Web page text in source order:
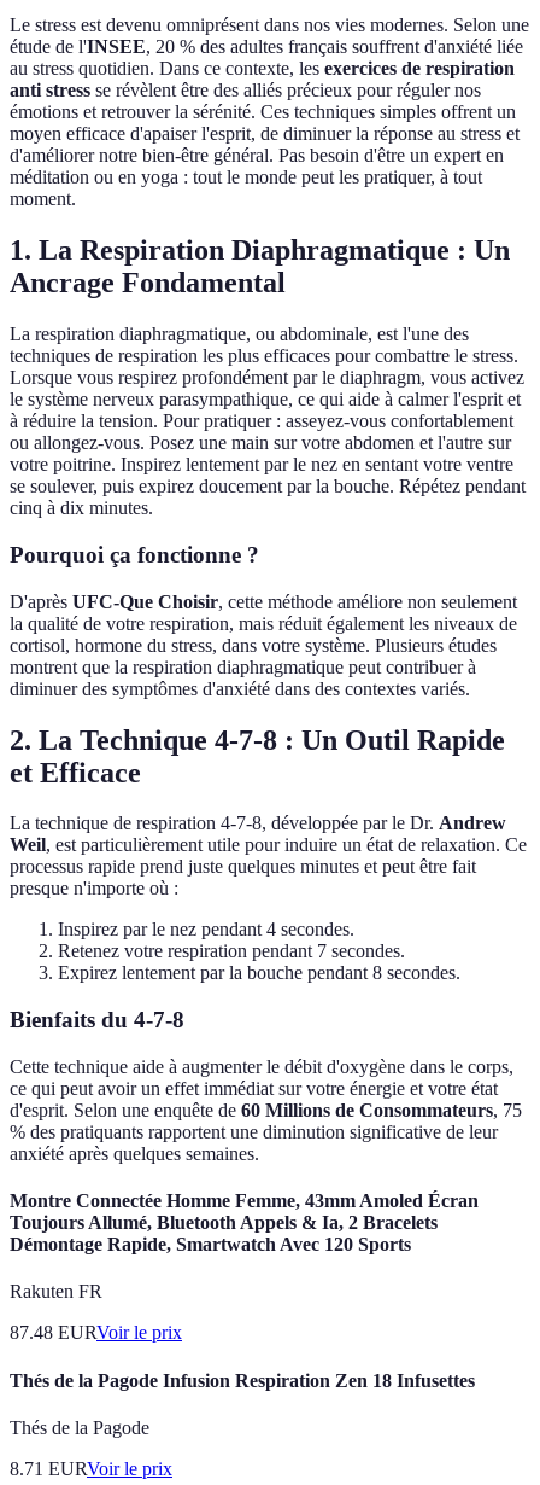
Le stress est devenu omniprésent dans nos vies modernes. Selon une
étude de l'INSEE, 20 % des adultes français souffrent d'anxiété liée
au stress quotidien. Dans ce contexte, les exercices de respiration
anti stress se révèlent être des alliés précieux pour réguler nos
émotions et retrouver la sérénité. Ces techniques simples offrent un
moyen efficace d'apaiser l'esprit, de diminuer la réponse au stress et
d'améliorer notre bien-être général. Pas besoin d'être un expert en
méditation ou en yoga : tout le monde peut les pratiquer, à tout
moment.
1. La Respiration Diaphragmatique : Un
Ancrage Fondamental
La respiration diaphragmatique, ou abdominale, est l'une des
techniques de respiration les plus efficaces pour combattre le stress.
Lorsque vous respirez profondément par le diaphragm, vous activez
le système nerveux parasympathique, ce qui aide à calmer l'esprit et
à réduire la tension. Pour pratiquer : asseyez-vous confortablement
ou allongez-vous. Posez une main sur votre abdomen et l'autre sur
votre poitrine. Inspirez lentement par le nez en sentant votre ventre
se soulever, puis expirez doucement par la bouche. Répétez pendant
cinq à dix minutes.
Pourquoi ça fonctionne ?
D'après UFC-Que Choisir, cette méthode améliore non seulement
la qualité de votre respiration, mais réduit également les niveaux de
cortisol, hormone du stress, dans votre système. Plusieurs études
montrent que la respiration diaphragmatique peut contribuer à
diminuer des symptômes d'anxiété dans des contextes variés.
2. La Technique 4-7-8 : Un Outil Rapide
et Efficace
La technique de respiration 4-7-8, développée par le Dr. Andrew
Weil, est particulièrement utile pour induire un état de relaxation. Ce
processus rapide prend juste quelques minutes et peut être fait
presque n'importe où :
Inspirez par le nez pendant 4 secondes.
Retenez votre respiration pendant 7 secondes.
Expirez lentement par la bouche pendant 8 secondes.
Bienfaits du 4-7-8
Cette technique aide à augmenter le débit d'oxygène dans le corps,
ce qui peut avoir un effet immédiat sur votre énergie et votre état
d'esprit. Selon une enquête de 60 Millions de Consommateurs, 75
% des pratiquants rapportent une diminution significative de leur
anxiété après quelques semaines.
Montre Connectée Homme Femme, 43mm Amoled Écran
Toujours Allumé, Bluetooth Appels & Ia, 2 Bracelets
Démontage Rapide, Smartwatch Avec 120 Sports
Rakuten FR
87.48 EURVoir le prix
Thés de la Pagode Infusion Respiration Zen 18 Infusettes
Thés de la Pagode
8.71 EURVoir le prix